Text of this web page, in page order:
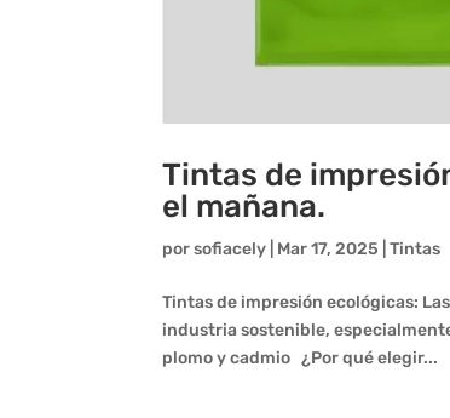
Tintas de
el mañana.
porsofiacely Mar 17, 2025 |Tintas
Tintas de impresión ecológicas:
industria sostenible,
plomo y cadmio ¿Por qué elegir...